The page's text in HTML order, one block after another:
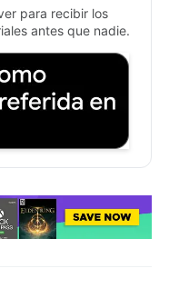
para recibir los
antes que nadie.